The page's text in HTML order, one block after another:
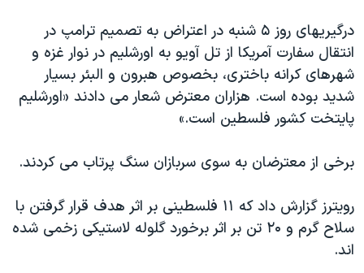
دادگاه حمید نوری
چهل سال گروگان‌گیری
قانون شفافیت دارائی کادر رهبری ایران
اعتراضات مردمی آبان ۹۸
اسرائیل در جنگ
همایش محافظه‌کاران آمریکا «سی‌پک»
درگیریهای روز ۵ شنبه در اعتراض به تصمیم ترامپ در
انتقال سفارت آمریکا از تل آویو به اورشلیم در نوار غزه و
شهرهای کرانه باختری، بخصوص هبرون و البئر بسیار
شدید بوده است. هزاران معترض شعار می دادند «اورشلیم
پایتخت کشور فلسطین است.»
برخی از معترضان به سوی سربازان سنگ پرتاب می کردند.
رویترز گزارش داد که ۱۱ فلسطینی بر اثر هدف قرار گرفتن با
سلاح گرم و ۲۰ تن بر اثر برخورد گلوله لاستیکی زخمی شده
اند.